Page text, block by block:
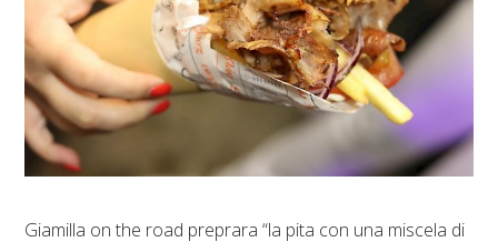
Giamilla on the road preprara “la pita con una miscela di